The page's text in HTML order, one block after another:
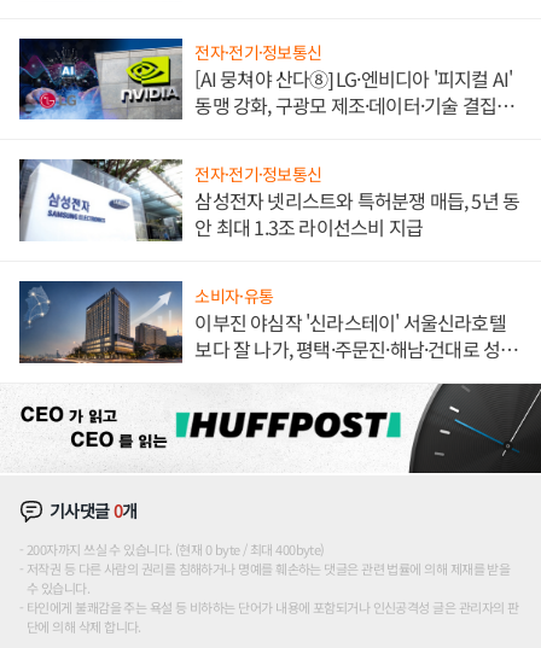
전자·전기·정보통신
[AI 뭉쳐야 산다⑧] LG·엔비디아 '피지컬 AI'
동맹 강화, 구광모 제조·데이터·기술 결집
전자·전기·정보통신
삼성전자 넷리스트와 특허분쟁 매듭, 5년 동
안 최대 1.3조 라이선스비 지급
소비자·유통
이부진 야심작 '신라스테이' 서울신라호텔
보다 잘 나가, 평택·주문진·해남·건대로 성
기사댓글0개
200자까지 쓰실 수 있습니다. (현재 0 byte / 최대 400byte)
저작권 등 다른 사람의 권리를 침해하거나 명예를 훼손하는 댓글은 관련 법률에 의해 제재를 받을
수 있습니다.
타인에게 불쾌감을 주는 욕설 등 비하하는 단어가 내용에 포함되거나 인신공격성 글은 관리자의 판
단에 의해 삭제 합니다.